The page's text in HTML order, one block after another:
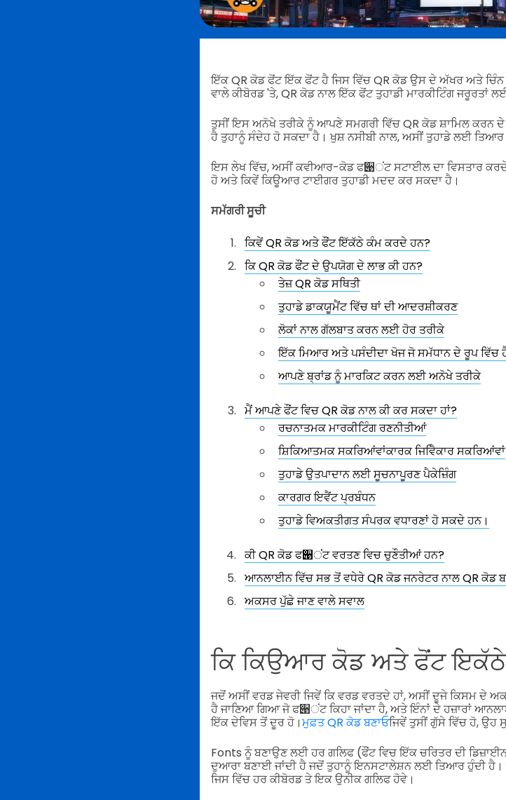
ਇੱਕ QR ਕੋਡ ਫੋਂਟ ਇੱਕ ਫੋਂਟ ਹੈ ਜਿਸ ਵਿੱਚ QR ਕੋਡ ਉਸ ਦੇ ਅੱਖਰ ਅਤੇ
ਵਾਲੇ ਕੀਬੋਰਡ 'ਤੇ, QR ਕੋਡ ਨਾਲ ਇੱਕ ਫੋਂਟ ਤੁਹਾਡੀ ਮਾਰਕੀਟਿੰਗ ਜਰੂਰਤਾਂ
ਤੁਸੀਂ ਇਸ ਅਨੋਖੇ ਤਰੀਕੇ ਨੂੰ ਆਪਣੇ ਸਮਗਰੀ ਵਿੱਚ QR ਕੋਡ ਸ਼ਾਮਿਲ ਕਰਨ ਦੇ
ਹੈ ਤੁਹਾਨੂੰ ਸੰਦੇਹ ਹੋ ਸਕਦਾ ਹੈ। ਖੁਸ਼ ਨਸੀਬੀ ਨਾਲ, ਅਸੀਂ ਤੁਹਾਡੇ ਲਈ ਤਿਆਰ
ਇਸ ਲੇਖ ਵਿੱਚ, ਅਸੀਂ ਕਵੀਆਰ-ਕੋਡ ਫ੉ਂਟ ਸਟਾਈਲ ਦਾ ਵਿਸਤਾਰ
ਹੋ ਅਤੇ ਕਿਵੇਂ ਕਿਊਆਰ ਟਾਈਗਰ ਤੁਹਾਡੀ ਮਦਦ ਕਰ ਸਕਦਾ ਹੈ।
ਸਮੱਗਰੀ ਸੂਚੀ
ਕਿਵੇਂ QR ਕੋਡ ਅਤੇ ਫੌਂਟ ਇੱਕੱਠੇ ਕੰਮ ਕਰਦੇ ਹਨ?
ਕਿ QR ਕੋਡ ਫੌਂਟ ਦੇ ਉਪਯੋਗ ਦੇ ਲਾਭ ਕੀ ਹਨ?
ਤੇਜ਼ QR ਕੋਡ ਸਥਿਤੀ
ਤੁਹਾਡੇ ਡਾਕਯੂਮੈਂਟ ਵਿੱਚ ਥਾਂ ਦੀ ਆਦਰਸ਼ੀਕਰਣ
ਲੋਕਾਂ ਨਾਲ ਗੱਲਬਾਤ ਕਰਨ ਲਈ ਹੋਰ ਤਰੀਕੇ
ਇੱਕ ਮਿਆਰ ਅਤੇ ਪਸੰਦੀਦਾ ਖੋਜ ਜੋ ਸਮੱਧਾਨ ਦੇ ਰੂਪ ਵਿੱਚ
ਆਪਣੇ ਬ੍ਰਾਂਡ ਨੂੰ ਮਾਰਕਿਟ ਕਰਨ ਲਈ ਅਨੋਖੇ ਤਰੀਕੇ
ਮੈਂ ਆਪਣੇ ਫੌਂਟ ਵਿਚ QR ਕੋਡ ਨਾਲ ਕੀ ਕਰ ਸਕਦਾ ਹਾਂ?
ਰਚਨਾਤਮਕ ਮਾਰਕੀਟਿੰਗ ਰਣਨੀਤੀਆਂ
ਸ਼ਿਕਿਆਤਮਕ ਸਕਰਿਆਂਵਾਂਕਾਰਕ ਜਿਵੈਿਕਾਰ ਸਕਰਿਆਂਵਾਂ
ਤੁਹਾਡੇ ਉਤਪਾਦਾਨ ਲਈ ਸੂਚਨਾਪੂਰਣ ਪੈਕੇਜ਼ਿੰਗ
ਕਾਰਗਰ ਇਵੈਂਟ ਪ੍ਰਬੰਧਨ
ਤੁਹਾਡੇ ਵਿਅਕਤੀਗਤ ਸੰਪਰਕ ਵਧਾਰਣਾਂ ਹੋ ਸਕਦੇ ਹਨ।
ਕੀ QR ਕੋਡ ਫ੉ਂਟ ਵਰਤਣ ਵਿਚ ਚੁਣੌਤੀਆਂ ਹਨ?
ਆਨਲਾਈਨ ਵਿੱਚ ਸਭ ਤੋਂ ਵਧੇਰੇ QR ਕੋਡ ਜਨਰੇਟਰ ਨਾਲ QR ਕੋਡ
ਅਕਸਰ ਪੁੱਛੇ ਜਾਣ ਵਾਲੇ ਸਵਾਲ
ਕਿ ਕਿਉਆਰ ਕੋਡ ਅਤੇ ਫੋਂਟ
ਜਦੋਂ ਅਸੀਂ ਵਰਡ ਜੇਵਰੀ ਜਿਵੇਂ ਕਿ ਵਰਡ ਵਰਤਦੇ ਹਾਂ, ਅਸੀਂ ਦੂਜੇ ਕਿਸਮ ਦੇ
ਹੈ ਜਾਣਿਆ ਗਿਆ ਜੋ ਫ੉ਂਟ ਕਿਹਾ ਜਾਂਦਾ ਹੈ, ਅਤੇ ਇੰਨਾਂ ਦੇ ਹਜ਼ਾਰਾਂ
ਇੱਕ ਦੇਵਿਸ ਤੋਂ ਦੂਰ ਹੋ।ਮੁਫ਼ਤ QR ਕੋਡ ਬਣਾਓਜਿਵੇਂ ਤੁਸੀਂ ਗੁੱਸੇ ਵਿੱਚ ਹੋ, ਉਹ
Fonts ਨੂੰ ਬਣਾਉਣ ਲਈ ਹਰ ਗਲਿਫ (ਫੌਂਟ ਵਿਚ ਇੱਕ ਚਰਿਤਰ ਦੀ
ਦੁਆਰਾ ਬਣਾਈ ਜਾਂਦੀ ਹੈ ਜਦੋਂ ਤੁਹਾਨੂੰ ਇਨਸਟਾਲੇਸ਼ਨ ਲਈ ਤਿਆਰ ਹੁੰਦੀ
ਜਿਸ ਵਿੱਚ ਹਰ ਕੀਬੋਰਡ ਤੇ ਇਕ ਉਨੀਕ ਗਲਿਫ ਹੋਵੇ।